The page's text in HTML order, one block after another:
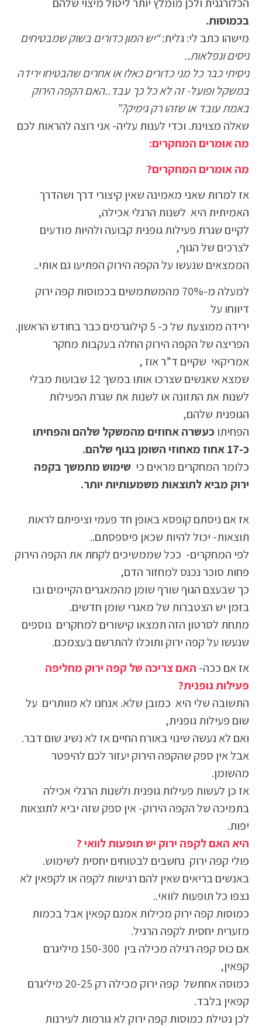
בכמוסות.
מישהו כתב לי: גלית:“יש המון כדורים בשוק שמבטיחים
ניסים ונפלאות..
ניסיתי כבר כל מני כדורים כאלו או אחרים שהבטיחו ירידה
במשקל ופועל- זה לא כל כך עבד..האם הקפה הירוק
באמת עובד או שזהו רק גימיק?”
שאלה מצוינת. וכדי לענות עליה- אני רוצה להראות לכם
מה אומרים המחקרים:
מה אומרים המחקרים?
אז למרות שאני מאמינה שאין קיצורי דרך ושהדרך
האמיתית היא לשנות הרגלי אכילה,
לקיים שגרת פעילות גופנית קבועה ולהיות מודעים
לצרכים של הגוף,
הממצאים שנעשו על הקפה הירוק הפתיעו גם אותי..
למעלה מ-70% מהמשתמשים בכמוסות קפה ירוק
דיווחו על
ירידה ממוצעת של כ- 5 קילוגרמים כבר בחודש הראשון.
הפריצה של הקפה הירוק החלה בעקבות מחקר
אמריקאי שקיים ד”ר אוז ,
שמצא שאנשים שצרכו אותו במשך 12 שבועות מבלי
לשנות את התזונה או לשנות את שגרת הפעילות
הגופנית שלהם,
הפחיתו כעשרה אחוזים מהמשקל שלהם והפחיתו
כ-17 אחוז מאחוזי השומן בגוף שלהם.
כלומר המחקרים מראים כי שימוש מתמשך בקפה
ירוק מביא לתוצאות משמעותיות יותר.
אז אם ניסתם קופסא באופן חד פעמי וציפיתם לראות
תוצאות- יכול להיות שכאן פיספסתם..
לפי המחקרים- ככל שממשיכים לקחת את הקפה הירוק
פחות סוכר נכנס למחזור הדם,
כך שבעצם הגוף שורף שומן מהמאגרים הקיימים ובו
בזמן יש הצטברות של מאגרי שומן חדשים.
מתחת לסרטון הזה תמצאו קישורים למחקרים נוספים
שנעשו על קפה ירוק ותוכלו להתרשם בעצמכם.
אז אם ככה- האם צריכה של קפה ירוק מחליפה
פעילות גופנית?
התשובה שלי היא כמובן שלא. אנחנו לא מוותרים על
שום פעילות גופנית,
ואם לא נעשה שינוי באורח החיים אז לא נשיג שום דבר.
אבל אין ספק שהקפה הירוק יעזור לכם להיפטר
מהשומן.
אז כן לעשות פעילות גופנית ולשנות הרגלי אכילה
בתמיכה של הקפה הירוק- אין ספק שזה יביא לתוצאות
יפות.
היא האם לקפה ירוק יש תופעות לוואי ?
פולי קפה ירוק נחשבים לבטוחים יחסית לשימוש.
באנשים בריאים שאין להם רגישות לקפה או לקפאין לא
נצפו כל תופעות לוואי..
כמוסות קפה ירוק מכילות אמנם קפאין אבל בכמות
מזערית יחסית לקפה הרגיל.
אם כוס קפה רגילה מכילה בין 150-300 מיליגרם
קפאין,
כמוסה אחתשל קפה ירוק מכילה רק 20-25 מיליגרם
קפאין בלבד.
לכן נטילת כמוסות קפה ירוק לא גורמות לעירנות